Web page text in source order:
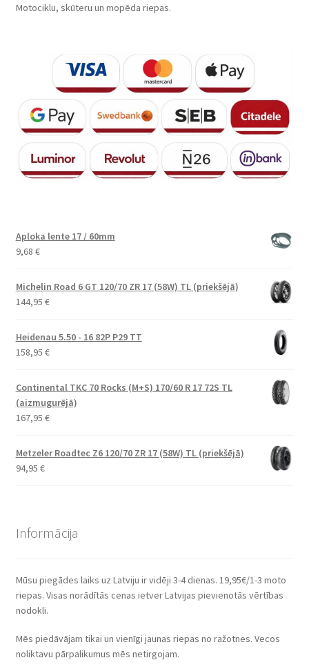
Motociklu, skūteru un mopēda riepas.
Aploka lente 17 / 60mm
9,68 €
Michelin Road 6 GT 120/70 ZR 17 (58W) TL (priekšējā)
144,95 €
Heidenau 5.50 - 16 82P P29 TT
158,95 €
Continental TKC 70 Rocks (M+S) 170/60 R 17 72S TL
(aizmugurējā)
167,95 €
Metzeler Roadtec Z6 120/70 ZR 17 (58W) TL (priekšējā)
94,95 €
Informācija
Mūsu piegādes laiks uz Latviju ir vidēji 3-4 dienas. 19,95€/1-3 moto
riepas. Visas norādītās cenas ietver Latvijas pievienotās vērtības
nodokli.
Mēs piedāvājam tikai un vienīgi jaunas riepas no ražotnes. Vecos
noliktavu pārpalikumus mēs netirgojam.